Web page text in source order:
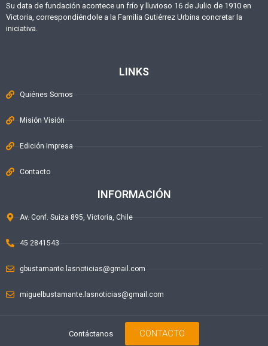
Su data de fundación acontece un frío y lluvioso 16 de Julio de 1910 en
Victoria, correspondiéndole a la Familia Gutiérrez Urbina concretar la
iniciativa.
LINKS
Quiénes Somos
Misión Visión
Edición Impresa
Contacto
INFORMACIÓN
Av. Conf. Suiza 895, Victoria, Chile
45 2841543
gbustamante.lasnoticias@gmail.com
miguelbustamante.lasnoticias@gmail.com
Contáctanos CONTACTO